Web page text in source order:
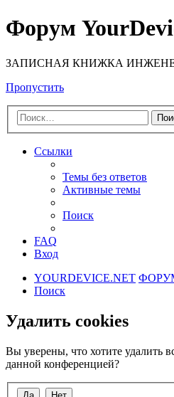
Форум
ЗАПИСНАЯ КНИЖКА
Пропустить
Ссылки
Темы без ответов
Активные темы
Поиск
FAQ
Вход
YOURDEVICE.NET
Поиск
Удалить cookies
Вы уверены, что хотите удалить
данной конференцией?